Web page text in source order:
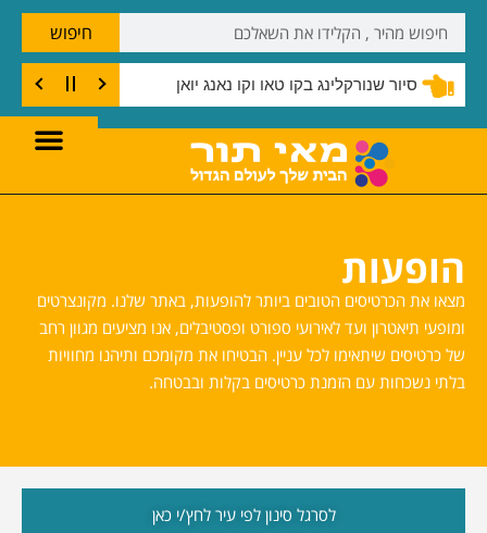
שנורקלינג בצוק קו טאו
חיפוש
הופעות
מצאו את הכרטיסים הטובים ביותר להופעות, באתר שלנו. מקונצרטים
ומופעי תיאטרון ועד לאירועי ספורט ופסטיבלים, אנו מציעים מגוון רחב
של כרטיסים שיתאימו לכל עניין. הבטיחו את מקומכם ותיהנו מחוויות
בלתי נשכחות עם הזמנת כרטיסים בקלות ובבטחה.
לסרגל סינון לפי עיר לחץ/י כאן